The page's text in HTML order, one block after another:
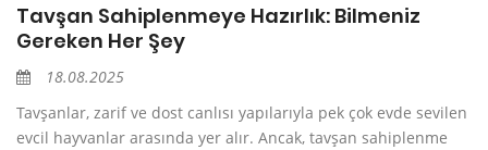
Tavşan Sahiplenmeye Hazırlık: Bilmeniz
Gereken Her Şey
18.08.2025
Tavşanlar, zarif ve dost canlısı yapılarıyla pek çok evde sevilen
evcil hayvanlar arasında yer alır. Ancak, tavşan sahiplenme